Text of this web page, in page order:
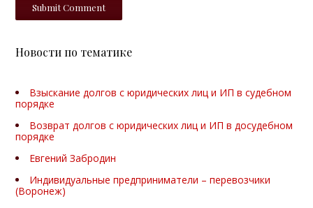
Новости по тематике
Взыскание долгов с юридических лиц и ИП в судебном
порядке
Возврат долгов с юридических лиц и ИП в досудебном
порядке
Евгений Забродин
Индивидуальные предприниматели – перевозчики
(Воронеж)